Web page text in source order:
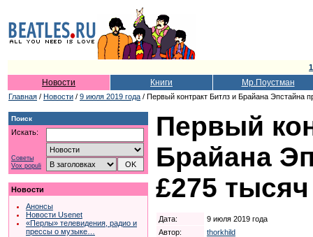
Новости Книги Мр.Поустман
Главная / Новости / 9 июля 2019 года / Первый контракт Битлз и Брайана Эпстайна
Поиск
Искать:
Советы
Vox populi
Новости
Анонсы
Новости Usenet
«Перлы» телевидения, радио и
прессы о музыке…
Первый
Брайана
£275 тысяч
Дата:
9 июля 2019 года
Автор:
thorkhild